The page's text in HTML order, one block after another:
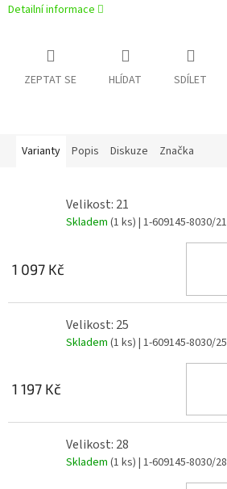
Detailní informace
ZEPTAT SE HLÍDAT SDÍLET
Varianty Popis Diskuze Značka
Velikost: 21
Skladem (1 ks) | 1-609145-8030/21
1 097 Kč
Velikost: 25
Skladem (1 ks) | 1-609145-8030/25
1 197 Kč
Velikost: 28
Skladem (1 ks) | 1-609145-8030/28